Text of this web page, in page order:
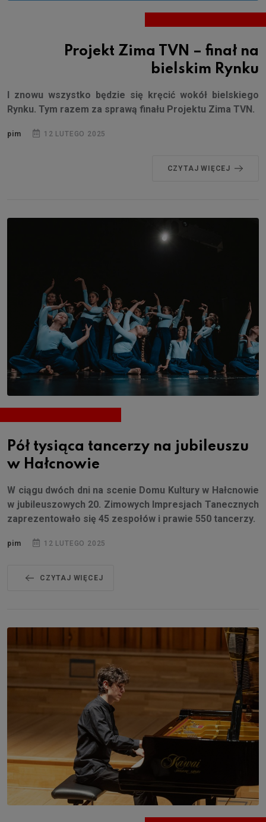
Projekt Zima TVN – finał na
bielskim Rynku
I znowu wszystko będzie się kręcić wokół bielskiego
Rynku. Tym razem za sprawą finału Projektu Zima TVN.
pim 12 LUTEGO 2025
CZYTAJ WIĘCEJ
Pół tysiąca tancerzy na jubileuszu
w Hałcnowie
W ciągu dwóch dni na scenie Domu Kultury w Hałcnowie
w jubileuszowych 20. Zimowych Impresjach Tanecznych
zaprezentowało się 45 zespołów i prawie 550 tancerzy.
pim 12 LUTEGO 2025
CZYTAJ WIĘCEJ